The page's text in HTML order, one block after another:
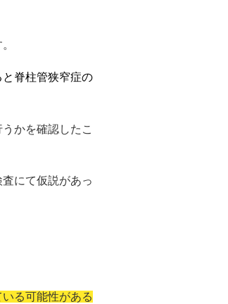
脊柱管狭窄症の
かを確認したこ
にて仮説があっ
る可能性がある